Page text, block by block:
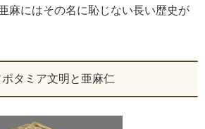
麻にはその名に恥じない長い歴史が
ポタミア文明と亜麻仁